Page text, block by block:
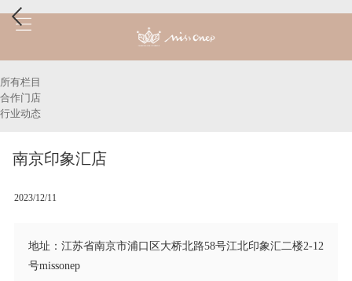
所有栏目
合作门店
行业动态
南京印象汇店
2023/12/11
地址：江苏省南京市浦口区大桥北路58号江北印象汇二楼2-12
号missonep